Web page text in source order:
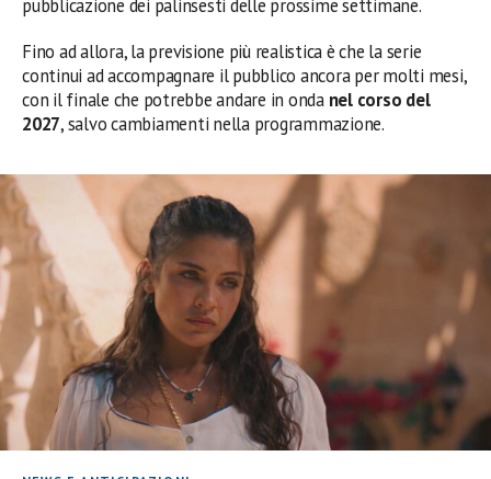
pubblicazione dei palinsesti delle prossime settimane.
Fino ad allora, la previsione più realistica è che la serie
continui ad accompagnare il pubblico ancora per molti mesi,
con il finale che potrebbe andare in onda nel corso del
2027, salvo cambiamenti nella programmazione.